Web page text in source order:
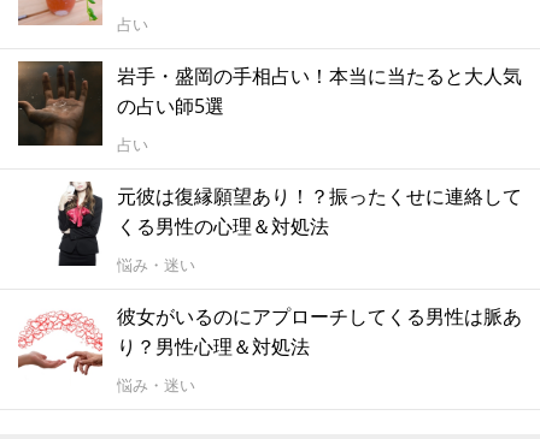
占い
岩手・盛岡の手相占い！本当に当たると大人気
の占い師5選
占い
元彼は復縁願望あり！？振ったくせに連絡して
くる男性の心理＆対処法
悩み・迷い
彼女がいるのにアプローチしてくる男性は脈あ
り？男性心理＆対処法
悩み・迷い